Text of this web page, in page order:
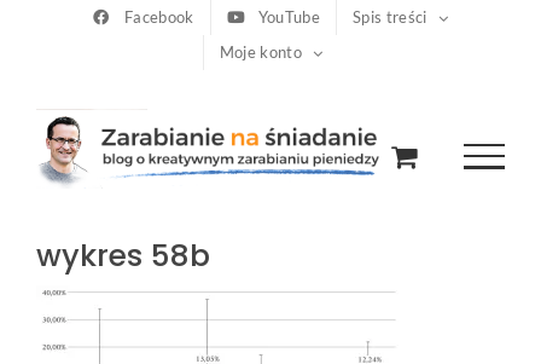
Facebook YouTube
Spis treści
Moje konto
wykres 58b